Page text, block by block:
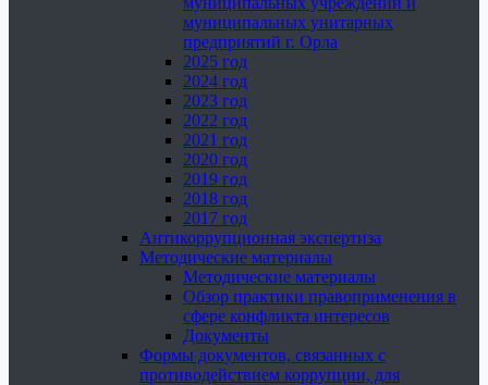
муниципальных унитарных
предприятий г. Орла
2025 год
2024 год
2023 год
2022 год
2021 год
2020 год
2019 год
2018 год
2017 год
Антикоррупционная экспертиза
Методические материалы
Методические материалы
Обзор практики правоприменения в
сфере конфликта интересов
Документы
Формы документов, связанных с
противодействием коррупции, для